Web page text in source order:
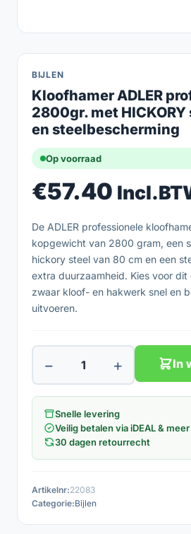
BIJLEN
Kloofhamer ADLER
2800gr. met
en steelbescherming
Op voorraad
€57.40
De ADLER professionele
kopgewicht van 2800 gram, een
hickory steel van 80 cm en een
extra duurzaamheid. Kies voor
zwaar kloof- en hakwerk snel en
uitvoeren.
− + In
Snelle levering
Veilig betalen via iDEAL & meer
30 dagen retourrecht
Artikelnr:22083
Categorie:Bijlen